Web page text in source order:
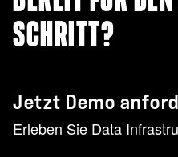
SCHRITT?
Jetzt Demo
Erleben Sie Data